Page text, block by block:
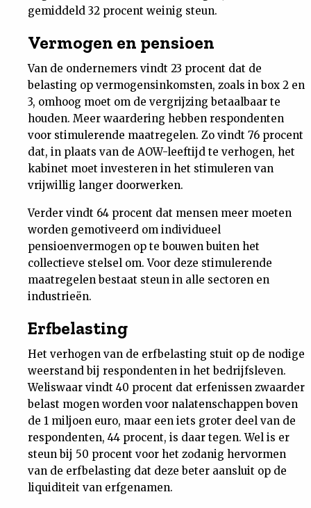
gemiddeld 32 procent weinig steun.
Vermogen en pensioen
Van de ondernemers vindt 23 procent dat de
belasting op vermogensinkomsten, zoals in box 2 en
3, omhoog moet om de vergrijzing betaalbaar te
houden. Meer waardering hebben respondenten
voor stimulerende maatregelen. Zo vindt 76 procent
dat, in plaats van de AOW-leeftijd te verhogen, het
kabinet moet investeren in het stimuleren van
vrijwillig langer doorwerken.
Verder vindt 64 procent dat mensen meer moeten
worden gemotiveerd om individueel
pensioenvermogen op te bouwen buiten het
collectieve stelsel om. Voor deze stimulerende
maatregelen bestaat steun in alle sectoren en
industrieën.
Erfbelasting
Het verhogen van de erfbelasting stuit op de nodige
weerstand bij respondenten in het bedrijfsleven.
Weliswaar vindt 40 procent dat erfenissen zwaarder
belast mogen worden voor nalatenschappen boven
de 1 miljoen euro, maar een iets groter deel van de
respondenten, 44 procent, is daar tegen. Wel is er
steun bij 50 procent voor het zodanig hervormen
van de erfbelasting dat deze beter aansluit op de
liquiditeit van erfgenamen.